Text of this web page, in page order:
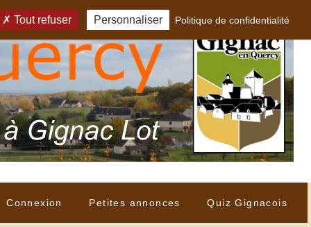
Connexion Petites annonces Quiz Gignacois
Tout refuser Personnaliser Politique de confidentialité